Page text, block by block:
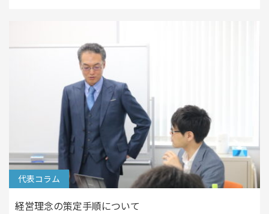
代表コラム
経営理念の策定手順について